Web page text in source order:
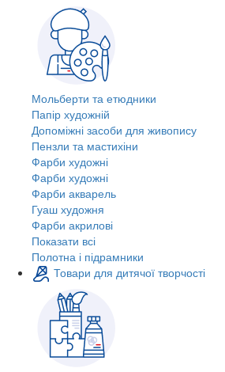
Мольберти та етюдники
Папір художній
Допоміжні засоби для живопису
Пензли та мастихіни
Фарби художні
Фарби художні
Фарби акварель
Гуаш художня
Фарби акрилові
Показати всі
Полотна і підрамники
Товари для дитячої творчості